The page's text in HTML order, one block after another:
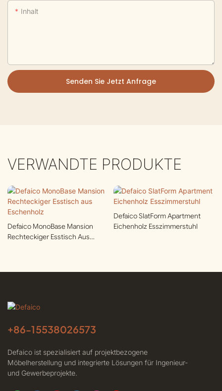
Inhalt
Senden Sie Jetzt Anfrage
VERWANDTE PRODUKTE
Defaico MonoBase Mansion
Rechteckiger Esstisch Aus
Defaico SlatForm Apartment
Eichenholz Esszimmerstuhl
+86-15538026573
Defaico ist spezialisiert auf projektbezogene
Möbelherstellung und integrierte Lösungen für Ingenieur-
und Gewerbeprojekte.